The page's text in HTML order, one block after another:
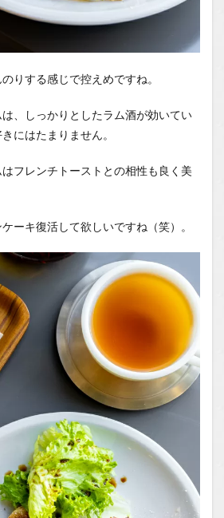
りする感じで控えめですね。
、しっかりとしたラム酒が効いてい
にはたまりません。
フレンチトーストとの相性も良く美
ーキ復活して欲しいですね（笑）。